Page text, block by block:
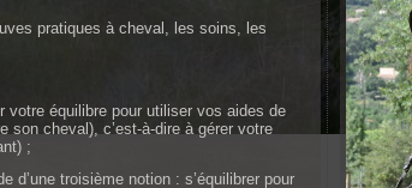
pratiques à cheval, les soins, les
votre équilibre pour utiliser vos aides de
son cheval), c’est-à-dire à gérer votre
;
d’une troisième notion : s’équilibrer pour